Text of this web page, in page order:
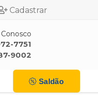
Cadastrar
Conosco
7751
9002
Saldão